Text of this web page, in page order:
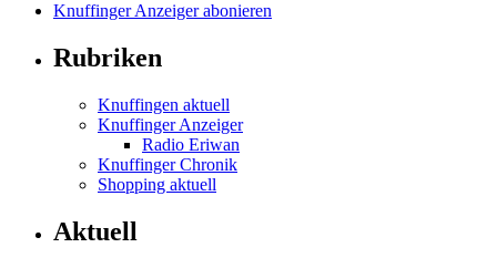
Knuffinger Anzeiger abonieren
Rubriken
Knuffingen aktuell
Knuffinger Anzeiger
Radio Eriwan
Knuffinger Chronik
Shopping aktuell
Aktuell